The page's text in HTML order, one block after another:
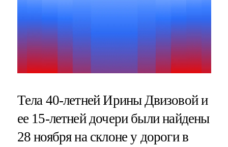
Тела 40-летней Ирины Двизовой и
ее 15-летней дочери были найдены
28 ноября на склоне у дороги в